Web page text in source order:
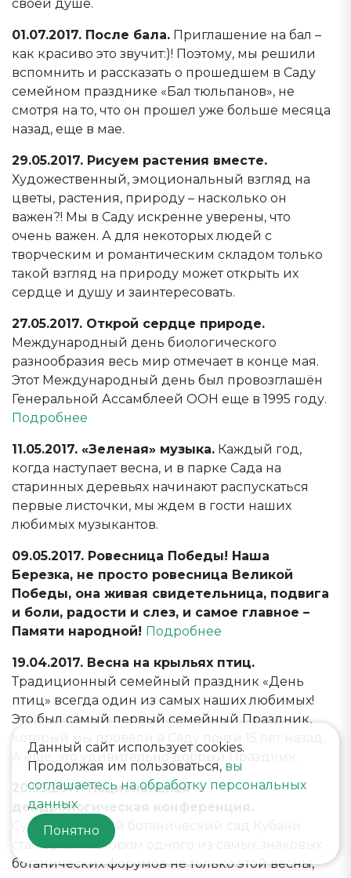
своей душе.
01.07.2017. После бала. Приглашение на бал –
как красиво это звучит:)! Поэтому, мы решили
вспомнить и рассказать о прошедшем в Саду
семейном празднике «Бал тюльпанов», не
смотря на то, что он прошел уже больше месяца
назад, еще в мае.
29.05.2017. Рисуем растения вместе.
Художественный, эмоциональный взгляд на
цветы, растения, природу – насколько он
важен?! Мы в Саду искренне уверены, что
очень важен. А для некоторых людей с
творческим и романтическим складом только
такой взгляд на природу может открыть их
сердце и душу и заинтересовать.
27.05.2017. Открой сердце природе.
Международный день биологического
разнообразия весь мир отмечает в конце мая.
Этот Международный день был провозглашён
Генеральной Ассамблеей ООН еще в 1995 году.
Подробнее
11.05.2017. «Зеленая» музыка. Каждый год,
когда наступает весна, и в парке Сада на
старинных деревьях начинают распускаться
первые листочки, мы ждем в гости наших
любимых музыкантов.
09.05.2017. Ровесница Победы! Наша
Березка, не просто ровесница Великой
Победы, она живая свидетельница, подвига
и боли, радости и слез, и самое главное –
Памяти народной! Подробнее
19.04.2017. Весна на крыльях птиц.
Традиционный семейный праздник «День
птиц» всегда один из самых наших любимых!
Это был самый первый семейный Праздник,
который мы провели в Саду почти 15 лет назад.
А еще, это удивительно добрый Праздник.
20.03.2017. Национальная
дендрологическая конференция.
Субтропический ботанический сад Кубани
стал организатором одного из самых знаковых
ботанических форумов не только этой весны,
Данный сайт использует cookies.
Продолжая им пользоваться, вы
соглашаетесь на обработку персональных
данных
Понятно